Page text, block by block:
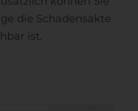
die Schadensakte
ist.